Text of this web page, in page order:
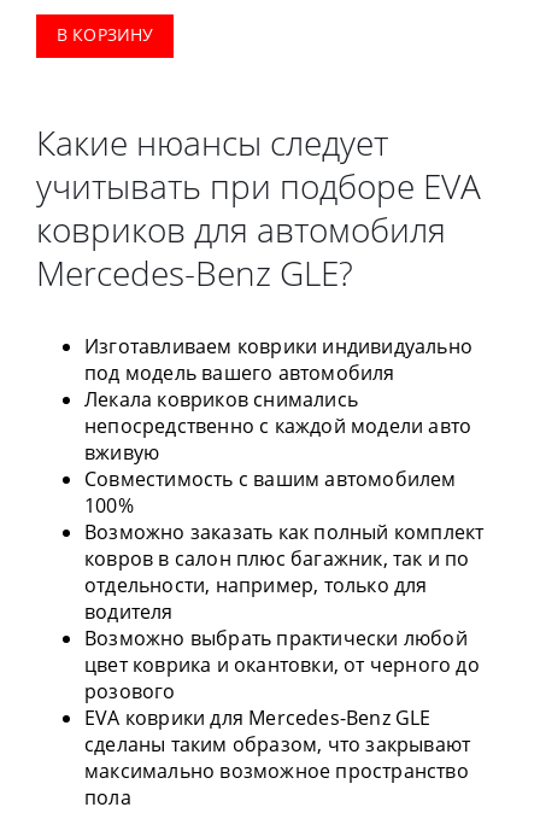
В КОРЗИНУ
Какие нюансы следует
учитывать при подборе EVA
ковриков для автомобиля
Mercedes-Benz GLE?
Изготавливаем коврики индивидуально
под модель вашего автомобиля
Лекала ковриков снимались
непосредственно с каждой модели авто
вживую
Совместимость с вашим автомобилем
100%
Возможно заказать как полный комплект
ковров в салон плюс багажник, так и по
отдельности, например, только для
водителя
Возможно выбрать практически любой
цвет коврика и окантовки, от черного до
розового
EVA коврики для Mercedes-Benz GLE
сделаны таким образом, что закрывают
максимально возможное пространство
пола